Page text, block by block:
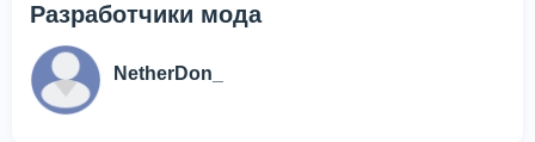
Разработчики мода
NetherDon_